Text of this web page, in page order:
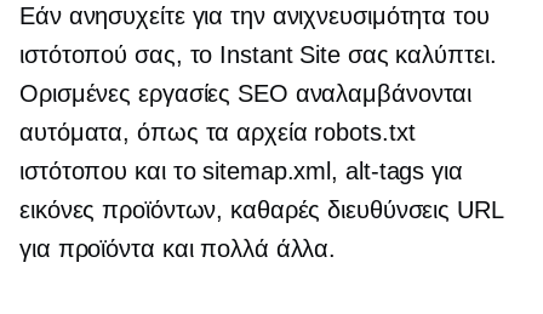
Εάν ανησυχείτε για την ανιχνευσιμότητα του
ιστότοπού σας, το Instant Site σας καλύπτει.
Ορισμένες εργασίες SEO αναλαμβάνονται
αυτόματα, όπως τα αρχεία robots.txt
ιστότοπου και το sitemap.xml, alt-tags για
εικόνες προϊόντων, καθαρές διευθύνσεις URL
για προϊόντα και πολλά άλλα.